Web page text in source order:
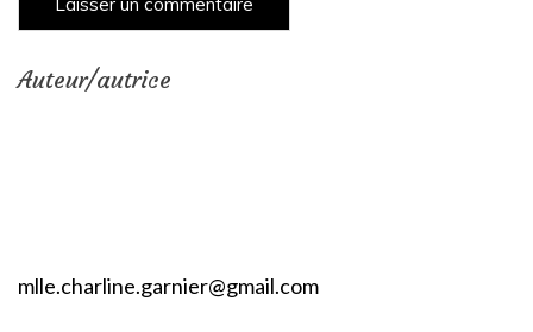
Auteur/autrice
mlle.charline.garnier@gmail.com